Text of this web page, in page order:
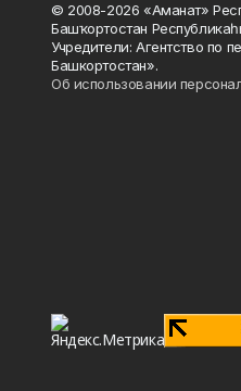
© 2008-2026 «Аманат»
Башҡортостан
Учредители: Агентство по
Башкортостан».
Об использовании